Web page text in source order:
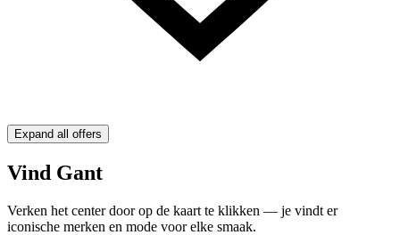
Expand all offers
Vind Gant
Verken het center door op de kaart te klikken — je vindt er
iconische merken en mode voor elke smaak.